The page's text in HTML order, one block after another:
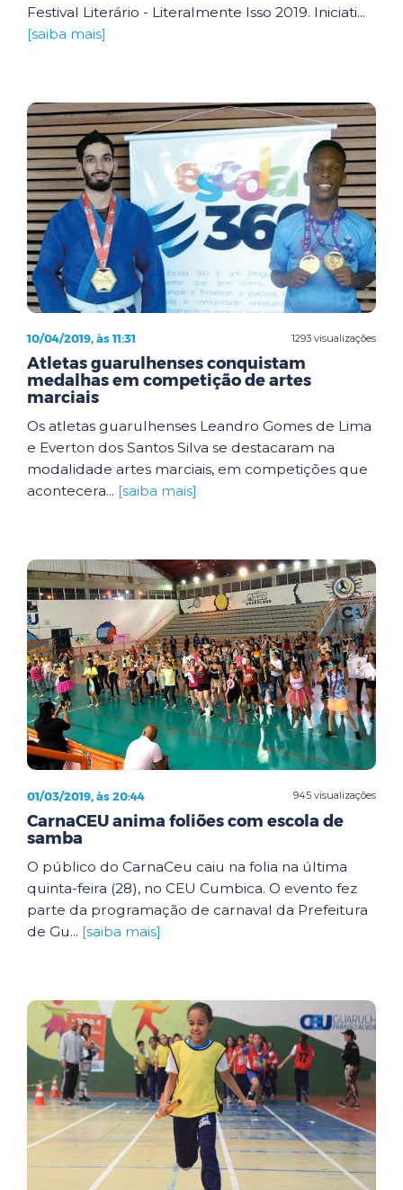
Festival Literário - Literalmente Isso 2019. Iniciati...
[saiba mais]
1293 visualizações
10/04/2019, às 11:31
Atletas guarulhenses conquistam
medalhas em competição de artes
marciais
Os atletas guarulhenses Leandro Gomes de Lima
e Everton dos Santos Silva se destacaram na
modalidade artes marciais, em competições que
acontecera... [saiba mais]
945 visualizações
01/03/2019, às 20:44
CarnaCEU anima foliões com escola de
samba
O público do CarnaCeu caiu na folia na última
quinta-feira (28), no CEU Cumbica. O evento fez
parte da programação de carnaval da Prefeitura
de Gu... [saiba mais]